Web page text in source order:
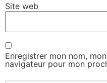
Site web
Enregistrer mon nom,
navigateur pour mon